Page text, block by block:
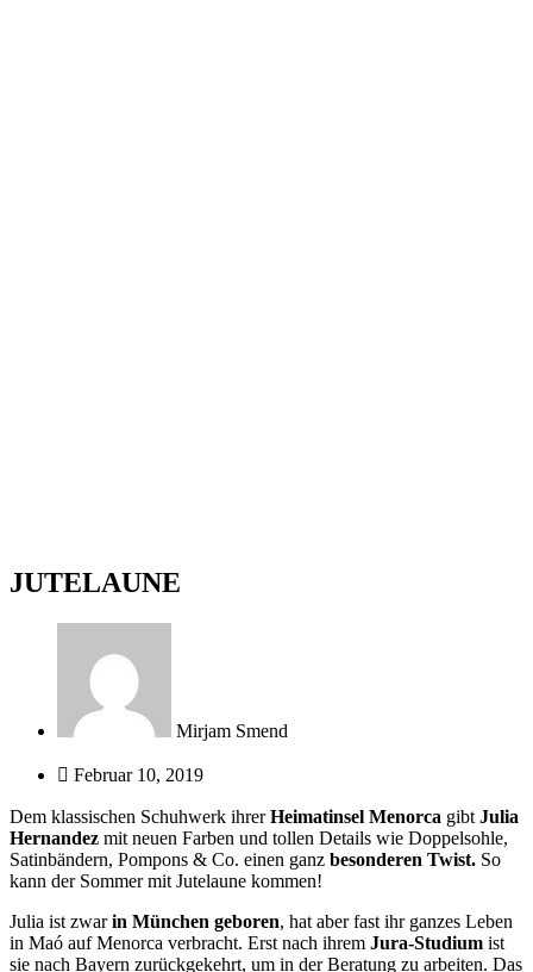
JUTELAUNE
Mirjam Smend
Februar 10, 2019
Dem klassischen Schuhwerk ihrerHeimatinsel Menorca gibt Julia
Hernandez mit neuen Farben und tollen Details wie Doppelsohle,
Satinbändern, Pompons & Co. einen ganz besonderen Twist. So
kann der Sommer mit Jutelaune kommen!
Julia ist zwarin München geboren, hat aber fast ihr ganzes Leben
in Maó auf Menorca verbracht. Erst nach ihrem Jura-Studium ist
sie nach Bayern zurückgekehrt, um in der Beratung zu arbeiten. Das